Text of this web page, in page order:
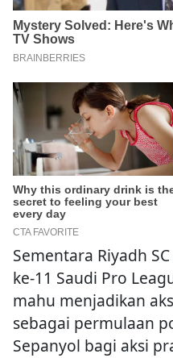
Sementara Riyadh
ke-11 Saudi Pro
mahu menjadikan
sebagai permulaan
Sepanyol bagi aksi